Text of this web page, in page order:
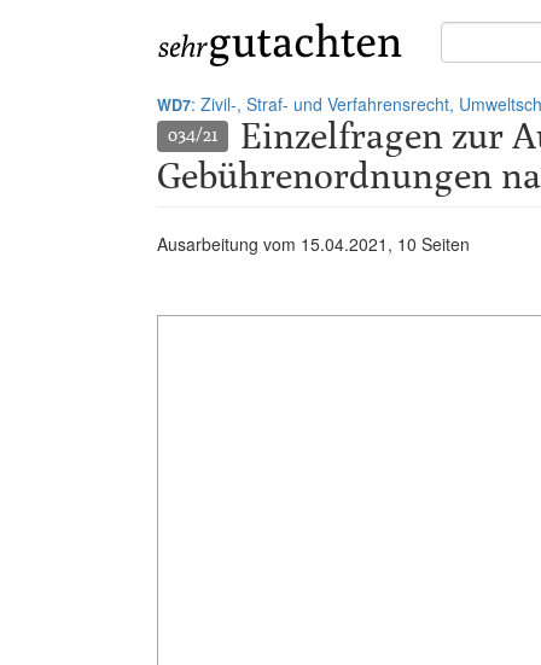
Suche
in
WD7: Zivil-, Straf- und Verfahrensrecht,
034/21
Einzelfragen zur
Gebührenordnungen
Ausarbeitung vom 15.04.2021 , 10 Seiten